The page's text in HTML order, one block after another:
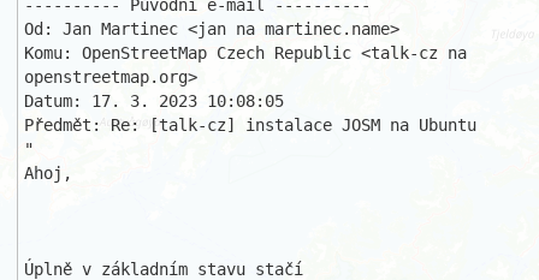
---------- Původní e-mail ----------
Od: Jan Martinec <jan na martinec.name>
Komu: OpenStreetMap Czech Republic <talk-cz na
openstreetmap.org>
Datum: 17. 3. 2023 10:08:05
Předmět: Re: [talk-cz] instalace JOSM na Ubuntu
"
Ahoj,
Úplně v základním stavu stačí